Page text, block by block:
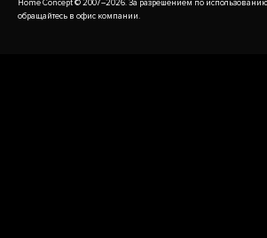
Home Concept © 2007–2026. За разрешением по использованию
обращайтесь в офис компании.